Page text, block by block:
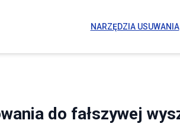
NARZĘDZIA USUWANIA
do fałszywej